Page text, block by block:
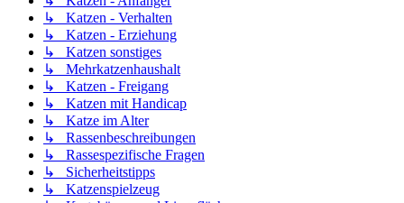
↳ Katzen - Verhalten
↳ Katzen - Erziehung
↳ Katzen sonstiges
↳ Mehrkatzenhaushalt
↳ Katzen - Freigang
↳ Katzen mit Handicap
↳ Katze im Alter
↳ Rassenbeschreibungen
↳ Rassespezifische Fragen
↳ Sicherheitstipps
↳ Katzenspielzeug